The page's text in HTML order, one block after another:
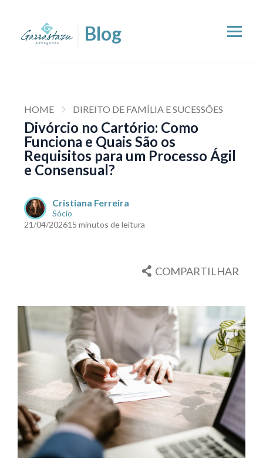
HOME DIREITO DE FAMÍLIA E SUCESSÕES
Divórcio no Cartório: Como
Funciona e Quais São os
Requisitos para um Processo Ágil
e Consensual?
Cristiana Ferreira
Sócio
21/04/202615 minutos de leitura
COMPARTILHAR